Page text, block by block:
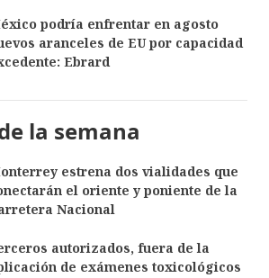
podría enfrentar en agosto
aranceles de EU por capacidad
Ebrard
la semana
estrena dos vialidades que
el oriente y poniente de la
Nacional
autorizados, fuera de la
de exámenes toxicológicos